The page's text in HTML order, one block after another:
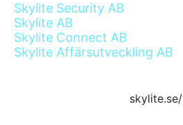
Skylite Security AB
Skylite AB
Skylite Connect AB
Skylite Affärsutveckling AB
skylite.se/